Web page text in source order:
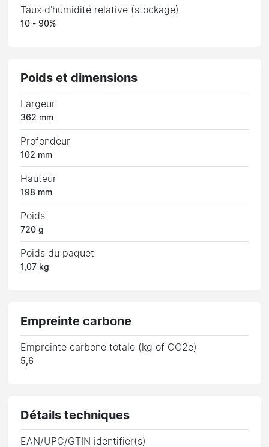
Taux d'humidité relative (stockage)
10 - 90%
Poids et dimensions
Largeur
362 mm
Profondeur
102 mm
Hauteur
198 mm
Poids
720 g
Poids du paquet
1,07 kg
Empreinte carbone
Empreinte carbone totale (kg of CO2e)
5,6
Détails techniques
EAN/UPC/GTIN identifier(s)